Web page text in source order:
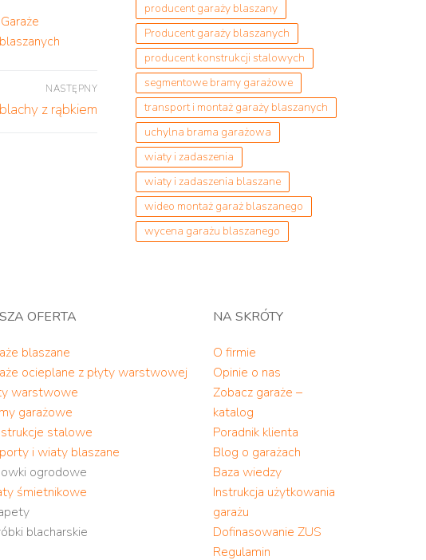
Garaże
NASTĘPNY
z rąbkiem
producent garaży blaszany
Producent garaży blaszanych
producent konstrukcji stalowych
segmentowe bramy garażowe
transport i montaż garaży blaszanych
uchylna brama garażowa
wiaty i zadaszenia
wiaty i zadaszenia blaszane
wideo montaż garaż blaszanego
wycena garażu blaszanego
OFERTA
blaszane
ocieplane z płyty warstwowej
warstwowe
garażowe
stalowe
i wiaty blaszane
ogrodowe
śmietnikowe
blacharskie
NA SKRÓTY
O firmie
Opinie o nas
Zobacz garaże –
katalog
Poradnik klienta
Blog o garażach
Baza wiedzy
Instrukcja użytkowania
garażu
Dofinasowanie ZUS
Regulamin